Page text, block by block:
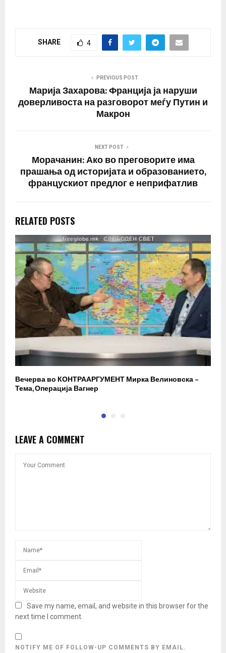
SHARE 4
PREVIOUS POST
Марија Захарова: Франција ја наруши
доверливоста на разговорот меѓу Путин и
Макрон
NEXT POST
Морачанин: Ако во преговорите има
прашања од историјата и образованието,
францускиот предлог е неприфатлив
RELATED POSTS
Вечерва во КОНТРААРГУМЕНТ Мирка Велиновска –
Тема, Операција Вагнер
LEAVE A COMMENT
Save my name, email, and website in this browser for the
next time I comment.
NOTIFY ME OF FOLLOW-UP COMMENTS BY EMAIL.